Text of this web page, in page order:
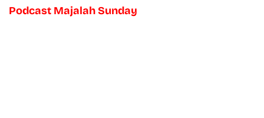
Podcast Majalah Sunday